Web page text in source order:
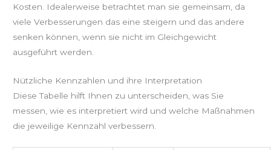
Kosten. Idealerweise betrachtet man sie gemeinsam, da
viele Verbesserungen das eine steigern und das andere
senken können, wenn sie nicht im Gleichgewicht
ausgeführt werden.
Nützliche Kennzahlen und ihre Interpretation
Diese Tabelle hilft Ihnen zu unterscheiden, was Sie
messen, wie es interpretiert wird und welche Maßnahmen
die jeweilige Kennzahl verbessern.